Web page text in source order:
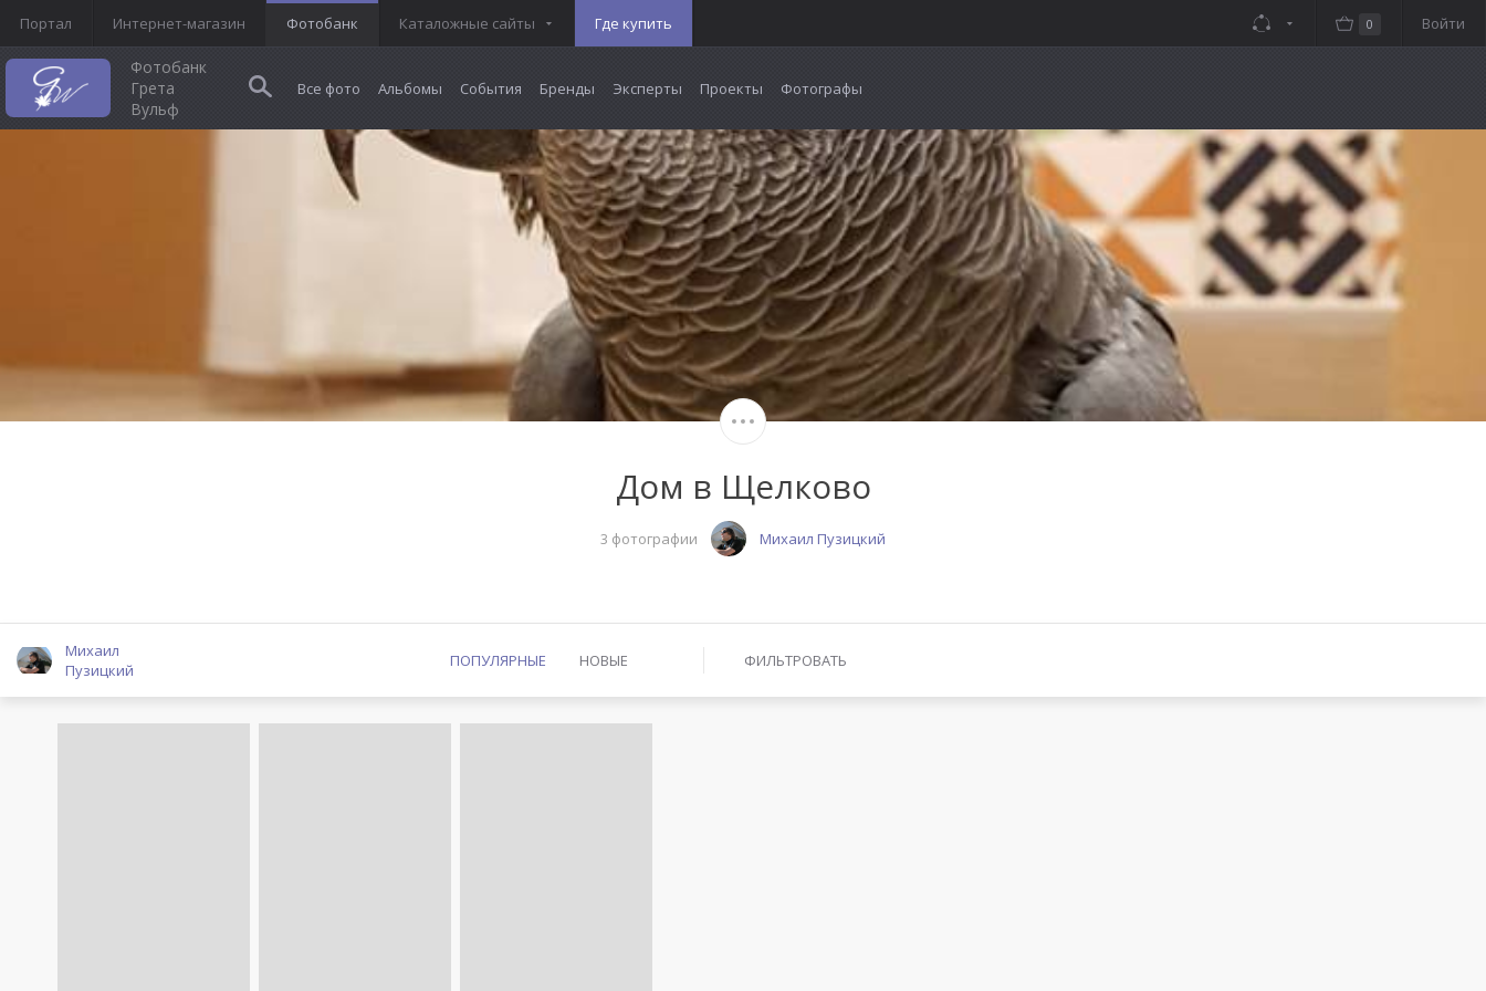
Портал Интернет-магазин Фотобанк Каталожные сайты Где купить Войти
0
Фотобанк
Грета
Вульф
Все фото Альбомы События Бренды Эксперты Проекты Фотографы
Дом в Щелково
3 фотографии Михаил Пузицкий
Михаил
Пузицкий
ПОПУЛЯРНЫЕ НОВЫЕ ФИЛЬТРОВАТЬ